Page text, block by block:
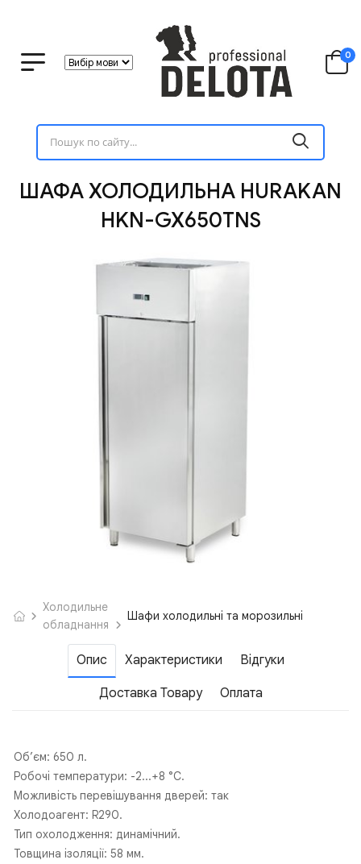
0
ШАФА ХОЛОДИЛЬНА HURAKAN
HKN-GX650TNS
Холодильне
обладнання
Шафи холодильні та морозильні
Опис Характеристики Відгуки
Доставка Товару Оплата
Об’єм: 650 л.
Робочі температури: -2...+8 °C.
Можливість перевішування дверей: так
Холодоагент: R290.
Тип охолодження: динамічний.
Товщина ізоляції: 58 мм.